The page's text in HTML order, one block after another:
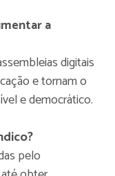
a
digitais
e tornam o
e democrático.
pelo